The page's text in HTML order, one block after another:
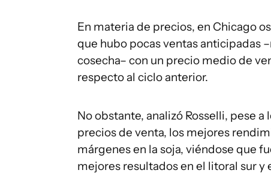
En materia de precios, en Chicago
que hubo pocas ventas anticipadas
cosecha– con un precio medio de
respecto al ciclo anterior.
No obstante, analizó Rosselli, pese
precios de venta, los mejores
márgenes en la soja, viéndose que
mejores resultados en el litoral sur y